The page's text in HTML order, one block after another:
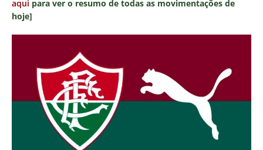
aqui para ver o resumo de todas as movimentações de
hoje]